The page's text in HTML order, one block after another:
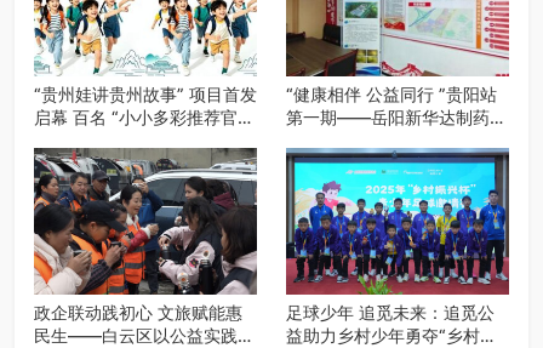
“贵州娃讲贵州故事” 项目首发
启幕 百名 “小小多彩推荐官”
“健康相伴 公益同行 ”贵阳站
第一期——岳阳新华达制药贵
政企联动践初心 文旅赋能惠
民生——白云区以公益实践绘
足球少年 追觅未来：追觅公
益助力乡村少年勇夺“乡村振